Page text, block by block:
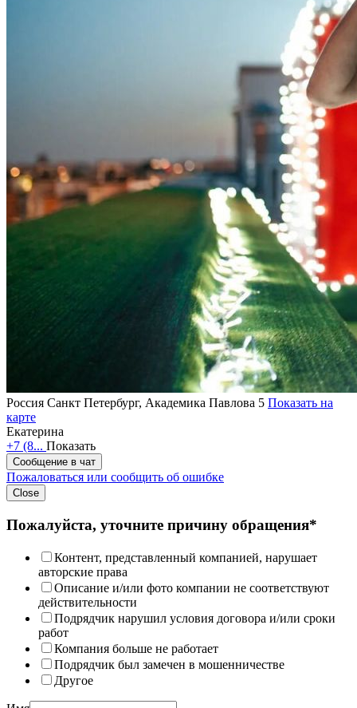
Россия Санкт Петербург, Академика Павлова 5 Показать на
карте
Екатерина
+7 (8... Показать
Сообщение в чат
Пожаловаться или сообщить об ошибке
Close
Пожалуйста, уточните причину обращения*
Контент, представленный компанией, нарушает
авторские права
Описание и/или фото компании не соответствуют
действительности
Подрядчик нарушил условия договора и/или сроки
работ
Компания больше не работает
Подрядчик был замечен в мошенничестве
Другое